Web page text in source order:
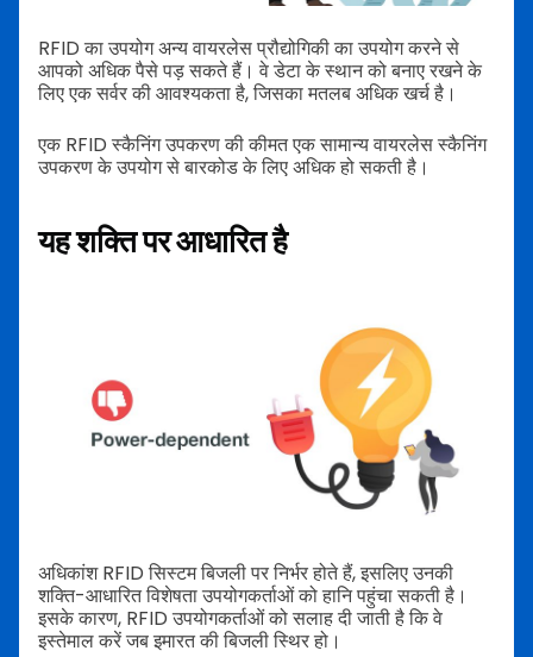
RFID का उपयोग अन्य वायरलेस प्रौद्योगिकी का उपयोग करने से
आपको अधिक पैसे पड़ सकते हैं। वेडेटा के स्थान को बनाए रखने के
लिए एक सर्वर की आवश्यकता है, जिसका मतलब अधिक खर्च है।
एक RFID स्कैनिंग उपकरण की कीमत एक सामान्य वायरलेस स्कैनिंग
उपकरण के उपयोग से बारकोड के लिए अधिक हो सकती है।
यह शक्ति पर आधारित है
अधिकांश RFID सिस्टम बिजली पर निर्भर होते हैं, इसलिए उनकी
शक्ति-आधारित विशेषता उपयोगकर्ताओं को हानि पहुंचा सकती है।
इसके कारण, RFID उपयोगकर्ताओं को सलाह दी जाती है कि वे
इस्तेमाल करें जब इमारत की बिजली स्थिर हो।